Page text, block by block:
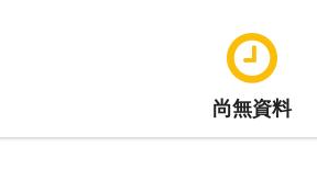
尚無資料